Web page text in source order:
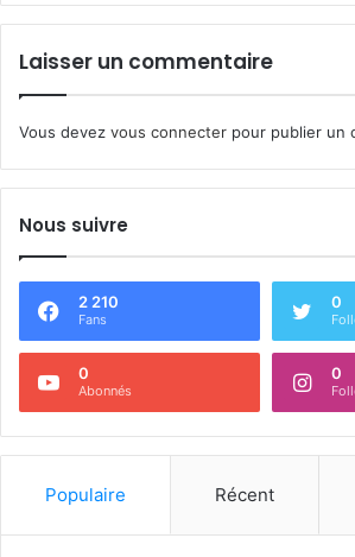
Laisser un commentaire
Vous devez vous connecter pour publier un
Nous suivre
2 210
Fans
0
0
Abonnés
0
Populaire Récent